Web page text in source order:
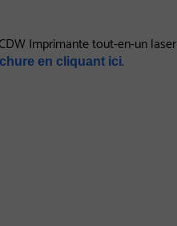
Imprimante tout-en-un laser
en cliquant ici.